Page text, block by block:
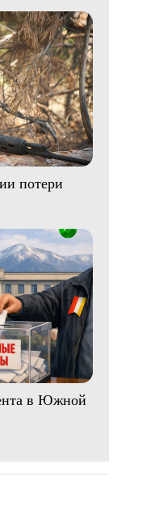
потери
в Южной